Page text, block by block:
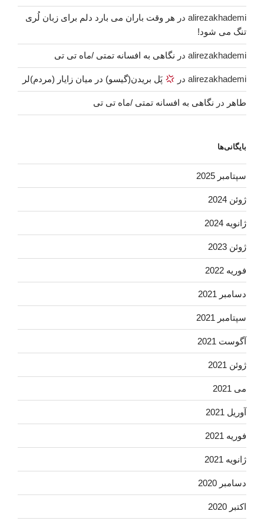
alirezakhademi در هر وقت باران می بارد دلم برای زبان لُری
تنگ می شود!
alirezakhademi در نگاهی به افسانه تمتی /ماه تی تی
alirezakhademi در پَل بریدن(گیسو) در میان زایار (مردم)لر
طاهر در نگاهی به افسانه تمتی /ماه تی تی
بایگانی‌ها
سپتامبر 2025
ژوئن 2024
ژانویه 2024
ژوئن 2023
فوریه 2022
دسامبر 2021
سپتامبر 2021
آگوست 2021
ژوئن 2021
می 2021
آوریل 2021
فوریه 2021
ژانویه 2021
دسامبر 2020
اکتبر 2020